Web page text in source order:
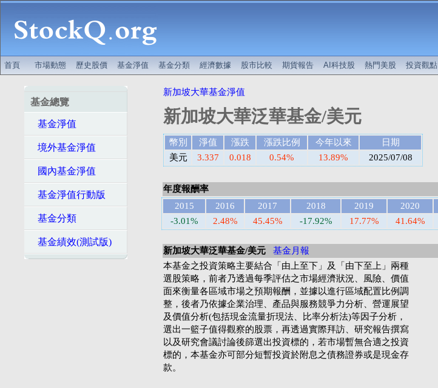
首頁 市場動態 歷史股價 基金淨值 基金分類 經濟數據 股市比較 期貨報告 AI科技股 熱門美股 投資觀點
基金總覽
基金淨值
境外基金淨值
國內基金淨值
基金淨值行動版
基金分類
基金績效(測試版)
新加坡大華基金淨值
新加坡大華泛華基金/美元
幣別 淨值 漲跌 漲跌比例 今年以來
日期
美元
3.337 0.018 0.54% 13.89% 2025/07/08
年度報酬率
2015
2016 2017 2018 2019 2020
-3.01%
2.48% 45.45% -17.92% 17.77% 41.64%
新加坡大華泛華基金/美元
基金月報
本基金之投資策略主要結合「由上至下」及「由下至上」兩種
選股策略，前者乃透過每季評估之市場經濟狀況、風險、價值
面來衡量各區域市場之預期報酬，並據以進行區域配置比例調
整，後者乃依據企業治理、產品與服務競爭力分析、營運展望
及價值分析(包括現金流量折現法、比率分析法)等因子分析，
選出一籃子值得觀察的股票，再透過實際拜訪、研究報告撰寫
以及研究會議討論後篩選出投資標的，若市場暫無合適之投資
標的，本基金亦可部分短暫投資於附息之債務證券或是現金存
款。